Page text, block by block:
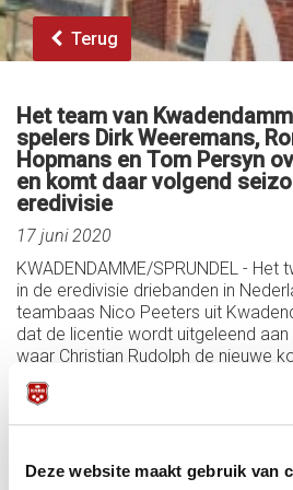
Deze website maakt gebruik van
Terug
Het team van
spelers Dirk Weeremans,
Hopmans en Tom Persyn
en komt daar volgend
eredivisie
17 juni 2020
KWADENDAMME/SPRUNDEL -
in de eredivisie driebanden in
teambaas Nico Peeters uit
dat de licentie wordt uitgeleend aan
waar Christian Rudolph de nieuwe
Ronny Brants, Dirk Weeremans en
Marcel Hopmans en Tom Persijn.
hoogste divisie spelen en wil een
Nico Peeters, die eventueel het